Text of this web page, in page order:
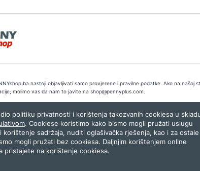
nastoji objavljivati samo provjerene i pravilne podatke. Ako na našoj
molimo vas da nam to javite na shop@pennyplus.com.
Penny plus d.o.o. Sarajevo.Dizajn i programiranje:Lampa.ba
politiku privatnosti i korištenja takozvanih cookiesa u
. Cookiese koristimo kako bismo mogli pružati uslugu
sadržaja, nuditi oglašivačka rješenja, kao i za ostale
mogli pružati bez cookiesa. Daljnjim korištenjem online
pristajete na korištenje cookiesa.